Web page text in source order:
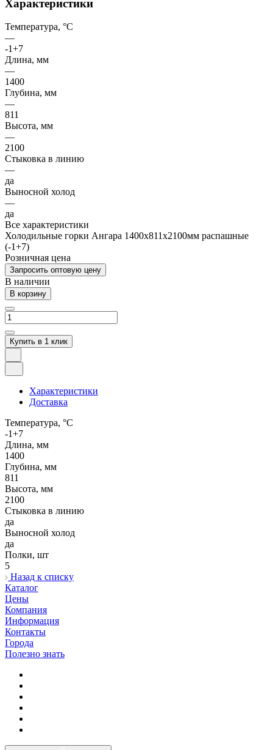
Характеристики
Температура, °C
—
-1+7
Длина, мм
—
1400
Глубина, мм
—
811
Высота, мм
—
2100
Стыковка в линию
—
да
Выносной холод
—
да
Все характеристики
Холодильные горки Ангара 1400х811х2100мм распашные
(-1+7)
Розничная цена
Запросить оптовую цену
В наличии
В корзину
Купить в 1 клик
Характеристики
Доставка
Температура, °C
-1+7
Длина, мм
1400
Глубина, мм
811
Высота, мм
2100
Стыковка в линию
да
Выносной холод
да
Полки, шт
5
Назад к списку
Каталог
Цены
Компания
Информация
Контакты
Города
Полезно знать